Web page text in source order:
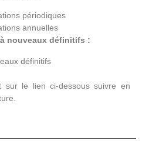
périodiques
annuelles
nouveaux définitifs :
définitifs
sur le lien ci-dessous suivre en